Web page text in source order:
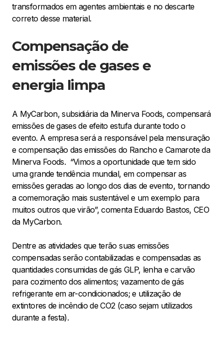
transformados em agentes ambientais e no descarte
correto desse material.
Compensação de
emissões de gases e
energia limpa
A MyCarbon, subsidiária da Minerva Foods, compensará
emissões de gases de efeito estufa durante todo o
evento. A empresa será a responsável pela mensuração
e compensação das emissões do Rancho e Camarote da
Minerva Foods. “Vimos a oportunidade que tem sido
uma grande tendência mundial, em compensar as
emissões geradas ao longo dos dias de evento, tornando
a comemoração mais sustentável e um exemplo para
muitos outros que virão”, comenta Eduardo Bastos, CEO
da MyCarbon.
Dentre as atividades que terão suas emissões
compensadas serão contabilizadas e compensadas as
quantidades consumidas de gás GLP, lenha e carvão
para cozimento dos alimentos; vazamento de gás
refrigerante em ar-condicionados; e utilização de
extintores de incêndio de CO2 (caso sejam utilizados
durante a festa).